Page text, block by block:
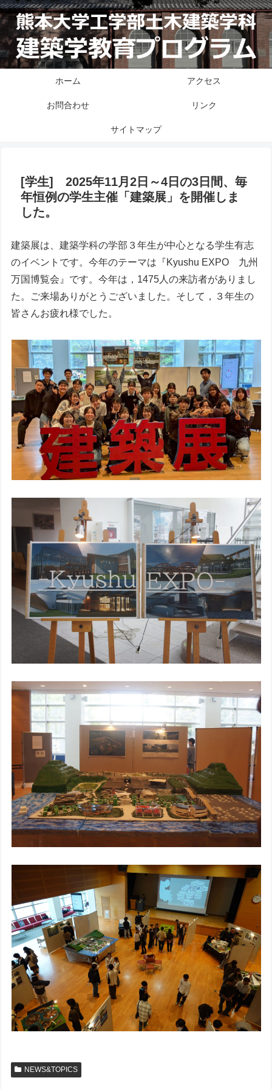
ホーム アクセス
お問合わせ リンク
サイトマップ
[学生] 2025年11月2日～4日の3日間、毎
年恒例の学生主催「建築展」を開催しま
した。
建築展は、建築学科の学部３年生が中心となる学生有志
のイベントです。今年のテーマは『Kyushu EXPO 九州
万国博覧会』です。今年は，1475人の来訪者がありまし
た。ご来場ありがとうございました。そして，３年生の
皆さんお疲れ様でした。
NEWS&TOPICS